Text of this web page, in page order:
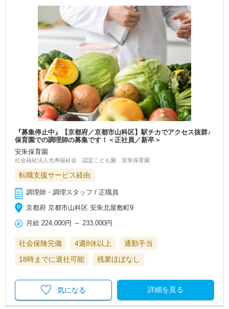
『募集停止中』【京都府／京都市山科区】駅チカでアクセス抜群♪
保育園での調理師の募集です！＜正社員／新卒＞
安朱保育園
社会福祉法人光寿福祉会 認定こども園 安朱保育園
転職支援サービス経由
調理師・調理スタッフ / 正職員
京都府 京都市山科区 安朱北屋敷町9
月給 224,000円 ～ 233,000円
社会保険完備 4週8休以上
通勤手当
18時までに退社可能
残業ほぼなし
詳細を見る
気になる